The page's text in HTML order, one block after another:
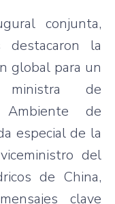
conjunta,
destacaron la
global para un
de
de
especial de la
del
de China,
clave